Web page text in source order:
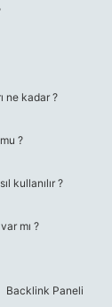
ne kadar ?
?
kullanılır ?
mı ?